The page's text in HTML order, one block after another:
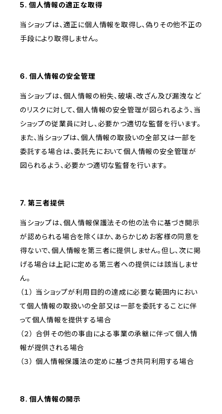
5. 個人情報の適正な取得
当ショップは、適正に個人情報を取得し、偽りその他不正の
手段により取得しません。
6. 個人情報の安全管理
当ショップは、個人情報の紛失、破壊、改ざん及び漏洩など
のリスクに対して、個人情報の安全管理が図られるよう、当
ショップの従業員に対し、必要かつ適切な監督を行います。
また、当ショップは、個人情報の取扱いの全部又は一部を
委託する場合は、委託先において個人情報の安全管理が
図られるよう、必要かつ適切な監督を行います。
7. 第三者提供
当ショップは、個人情報保護法その他の法令に基づき開示
が認められる場合を除くほか、あらかじめお客様の同意を
得ないで、個人情報を第三者に提供しません。但し、次に掲
げる場合は上記に定める第三者への提供には該当しませ
ん。
（１） 当ショップが利用目的の達成に必要な範囲内におい
て個人情報の取扱いの全部又は一部を委託することに伴
って個人情報を提供する場合
（２） 合併その他の事由による事業の承継に伴って個人情
報が提供される場合
（３） 個人情報保護法の定めに基づき共同利用する場合
8. 個人情報の開示